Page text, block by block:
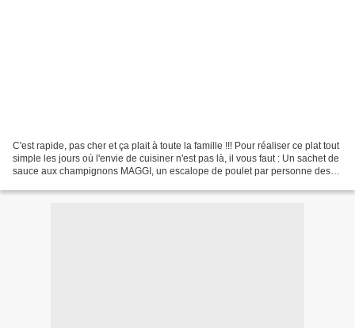
C'est rapide, pas cher et ça plait à toute la famille !!! Pour réaliser ce plat tout
simple les jours où l'envie de cuisiner n'est pas là, il vous faut : Un sachet de
sauce aux champignons MAGGI, un escalope de poulet par personne des